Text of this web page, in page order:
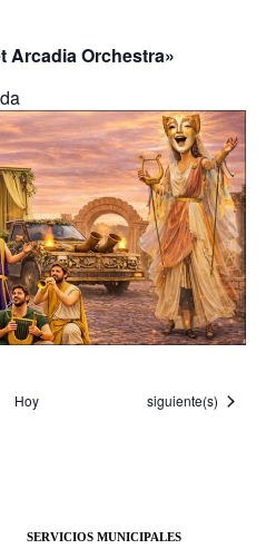
Arcadia Orchestra»
Hoy Eventos
siguiente(s)
SERVICIOS MUNICIPALES